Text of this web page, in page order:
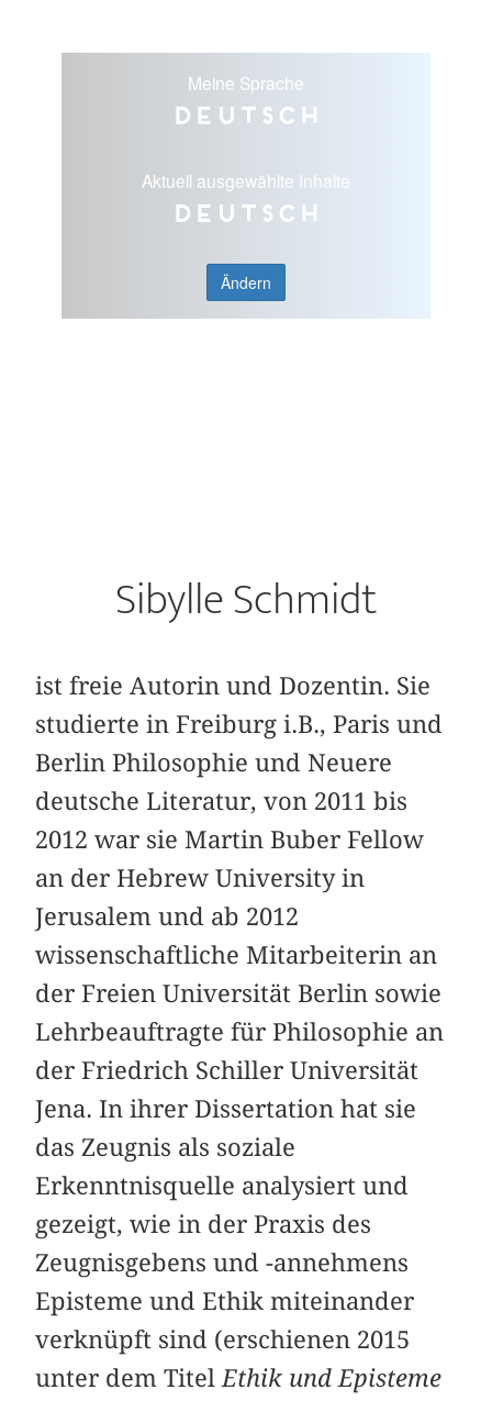
Meine Sprache
Deutsch
Aktuell ausgewählte Inhalte
Deutsch
Ändern
Sibylle Schmidt
ist freie Autorin und Dozentin. Sie
studierte in Freiburg i.B., Paris und
Berlin Philosophie und Neuere
deutsche Literatur, von 2011 bis
2012 war sie Martin Buber Fellow
an der Hebrew University in
Jerusalem und ab 2012
wissenschaftliche Mitarbeiterin an
der Freien Universität Berlin sowie
Lehrbeauftragte für Philosophie an
der Friedrich Schiller Universität
Jena. In ihrer Dissertation hat sie
das Zeugnis als soziale
Erkenntnisquelle analysiert und
gezeigt, wie in der Praxis des
Zeugnisgebens und -annehmens
Episteme und Ethik miteinander
verknüpft sind (erschienen 2015
unter dem TitelEthik und Episteme